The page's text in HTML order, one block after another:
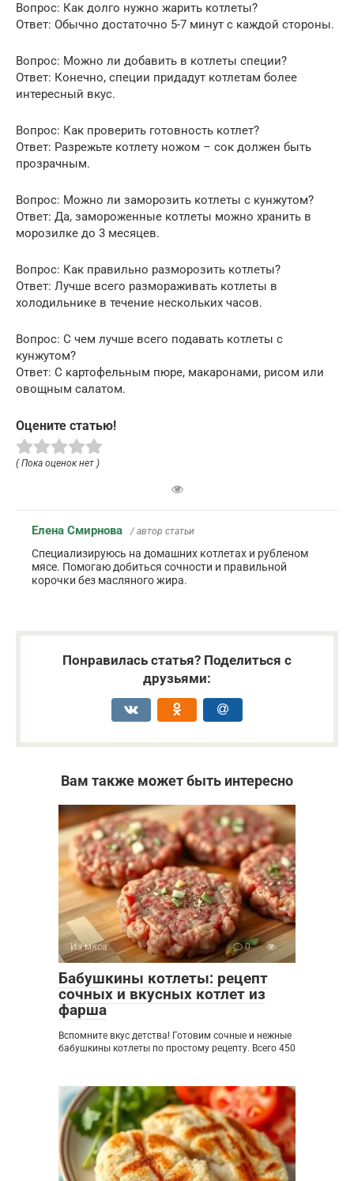
Вопрос: Как долго нужно жарить котлеты?
Ответ: Обычно достаточно 5-7 минут с каждой стороны.
Вопрос: Можно ли добавить в котлеты специи?
Ответ: Конечно, специи придадут котлетам более
интересный вкус.
Вопрос: Как проверить готовность котлет?
Ответ: Разрежьте котлету ножом – сок должен быть
прозрачным.
Вопрос: Можно ли заморозить котлеты с кунжутом?
Ответ: Да, замороженные котлеты можно хранить в
морозилке до 3 месяцев.
Вопрос: Как правильно разморозить котлеты?
Ответ: Лучше всего размораживать котлеты в
холодильнике в течение нескольких часов.
Вопрос: С чем лучше всего подавать котлеты с
кунжутом?
Ответ: С картофельным пюре, макаронами, рисом или
овощным салатом.
Оцените статью!
( Пока оценок нет )
Елена Смирнова / автор статьи
Специализируюсь на домашних котлетах и рубленом
мясе. Помогаю добиться сочности и правильной
корочки без масляного жира.
Понравилась статья? Поделиться с
друзьями:
Вам также может быть интересно
Из мяса 0
Бабушкины котлеты: рецепт
сочных и вкусных котлет из
фарша
Вспомните вкус детства! Готовим сочные и нежные
бабушкины котлеты по простому рецепту. Всего 450